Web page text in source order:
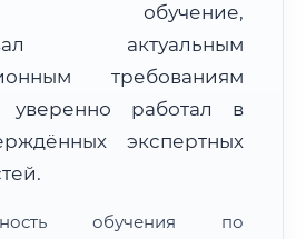
обучение,
актуальным
требованиям
работал в
экспертных
обучения по